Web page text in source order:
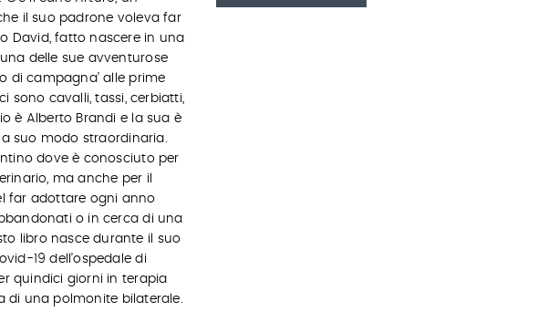
il suo padrone voleva far
David, fatto nascere in una
delle sue avventurose
di campagna’ alle prime
sono cavalli, tassi, cerbiatti,
è Alberto Brandi e la sua è
suo modo straordinaria.
dove è conosciuto per
ma anche per il
far adottare ogni anno
o in cerca di una
libro nasce durante il suo
19 dell’ospedale di
quindici giorni in terapia
di una polmonite bilaterale.